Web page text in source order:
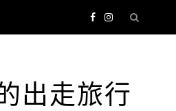
出走旅行